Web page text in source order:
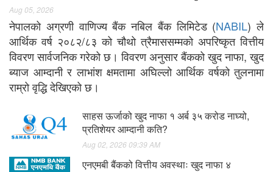
Aug 05, 2026
नेपालको अग्रणी वाणिज्य बैंक नबिल बैंक लिमिटेड (NABIL) ले
आर्थिक वर्ष २०८२/८३ को चौथो त्रैमाससम्मको अपरिष्कृत वित्तीय
विवरण सार्वजनिक गरेको छ। विवरण अनुसार बैंकको खुद नाफा, खुद
ब्याज आम्दानी र लाभांश क्षमतामा अघिल्लो आर्थिक वर्षको तुलनामा
राम्रो वृद्धि देखिएको छ।
साहस ऊर्जाको खुद नाफा १ अर्ब ३५ करोड नाघ्यो,
प्रतिशेयर आम्दानी कति?
Aug 02, 2026 09:39 AM
एनएमबी बैंकको वित्तीय अवस्थाः खुद नाफा ४